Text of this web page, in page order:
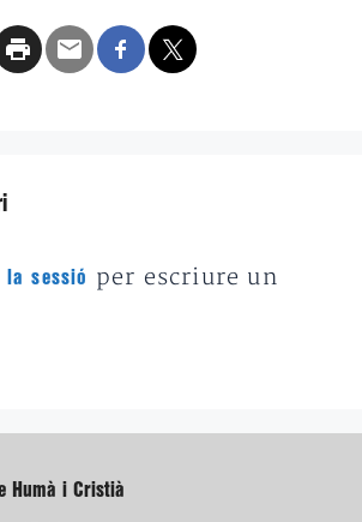
sessió
per escriure un
Humà i Cristià